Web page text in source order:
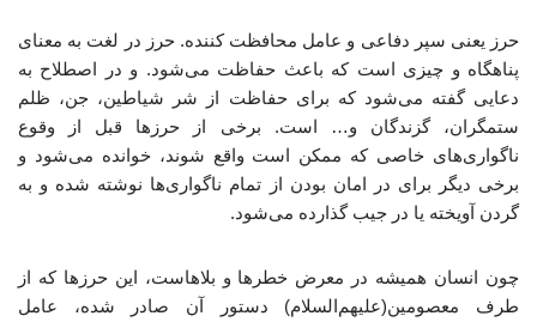
حرز یعنی سپر دفاعی و عامل محافظت کننده. حرز در لغت به معنای
پناهگاه و چیزی است که باعث حفاظت می‌شود. و در اصطلاح به
دعایی گفته می‌شود که برای حفاظت از شر شیاطین، جن، ظلم
ستمگران، گزندگان و… است. برخی از حرزها قبل از وقوع
ناگواری‌های خاصی که ممکن است واقع شوند، خوانده می‌شود و
برخی دیگر برای در امان بودن از تمام ناگواری‌ها نوشته شده و به
گردن آویخته یا در جیب گذارده می‌شود.
چون انسان همیشه در معرض خطرها و بلاهاست، این حرزها که از
طرف معصومین(علیهم‌السلام) دستور آن صادر شده، عامل